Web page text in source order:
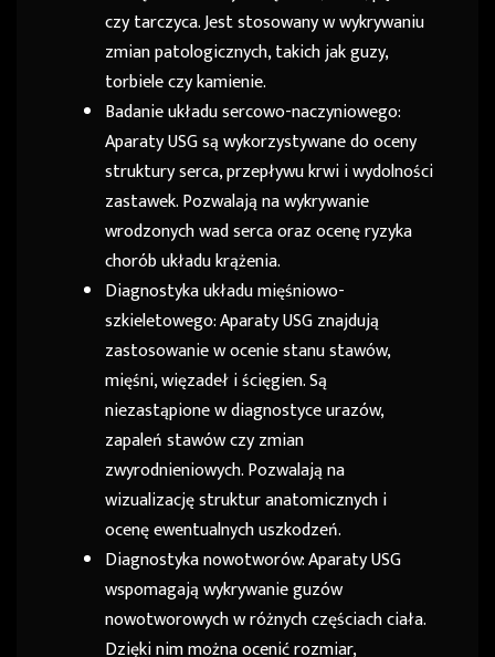
czy tarczyca. Jest stosowany w wykrywaniu
zmian patologicznych, takich jak guzy,
torbiele czy kamienie.
Badanie układu sercowo-naczyniowego:
Aparaty USG są wykorzystywane do oceny
struktury serca, przepływu krwi i wydolności
zastawek. Pozwalają na wykrywanie
wrodzonych wad serca oraz ocenę ryzyka
chorób układu krążenia.
Diagnostyka układu mięśniowo-
szkieletowego: Aparaty USG znajdują
zastosowanie w ocenie stanu stawów,
mięśni, więzadeł i ścięgien. Są
niezastąpione w diagnostyce urazów,
zapaleń stawów czy zmian
zwyrodnieniowych. Pozwalają na
wizualizację struktur anatomicznych i
ocenę ewentualnych uszkodzeń.
Diagnostyka nowotworów: Aparaty USG
wspomagają wykrywanie guzów
nowotworowych w różnych częściach ciała.
Dzięki nim można ocenić rozmiar,